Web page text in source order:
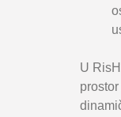
U